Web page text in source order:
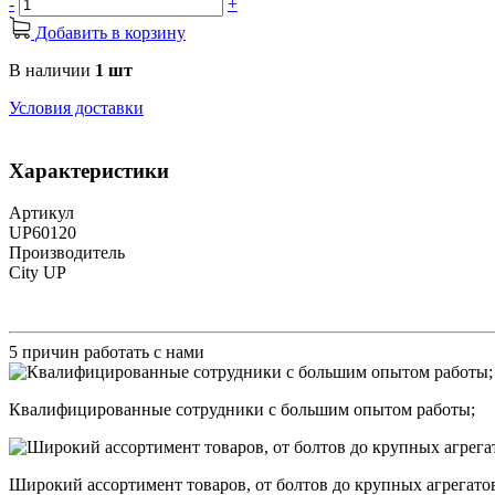
Добавить в корзину
В наличии 1 шт
Условия доставки
Характеристики
Артикул
UP60120
Производитель
City UP
5 причин работать с нами
Квалифицированные сотрудники с большим опытом работы;
Широкий ассортимент товаров, от болтов до крупных